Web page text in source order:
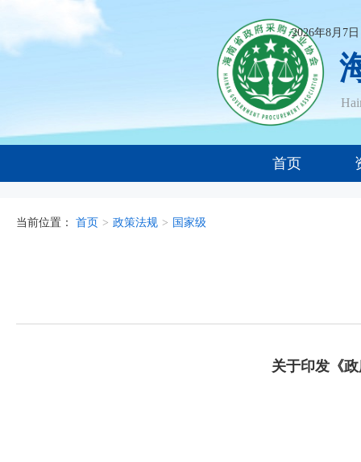
2026年8月7
首页
当前位置： 首页 > 政策法规 > 国家级
关于印发《政府采购合作创